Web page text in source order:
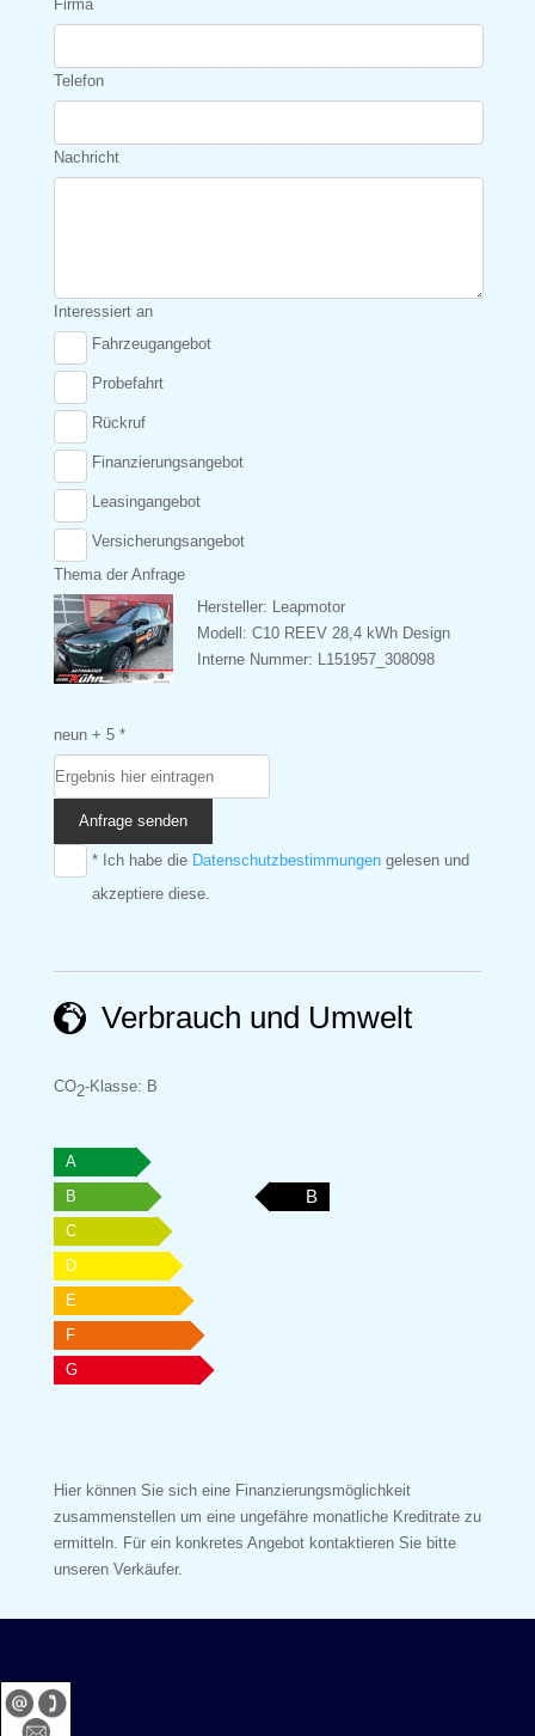
Firma
Telefon
Nachricht
Interessiert an
Fahrzeugangebot
Probefahrt
Rückruf
Finanzierungsangebot
Leasingangebot
Versicherungsangebot
Thema der Anfrage
Hersteller: Leapmotor
Modell: C10 REEV 28,4 kWh Design
Interne Nummer: L151957_308098
neun + 5 *
Anfrage senden
* Ich habe die Datenschutzbestimmungengelesen und
akzeptiere diese.
Verbrauch und Umwelt
CO2-Klasse: B
A
B
B
C
D
E
F
G
Hier können Sie sich eine Finanzierungsmöglichkeit
zusammenstellen um eine ungefähre monatliche Kreditrate zu
ermitteln. Für ein konkretes Angebot kontaktieren Sie bitte
unseren Verkäufer.